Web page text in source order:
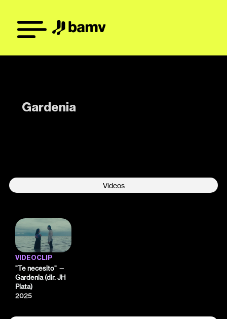
Gardenia
Videos
VIDEOCLIP
"Te necesito" —
Gardenia (dir. JH
Plata)
2025